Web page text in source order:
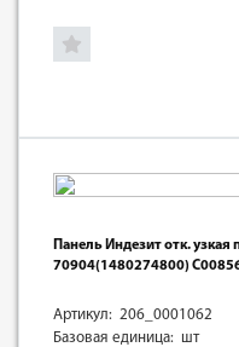
Панель Индезит отк.
70904(1480274800)
Артикул: 206_0001062
Базовая единица: шт